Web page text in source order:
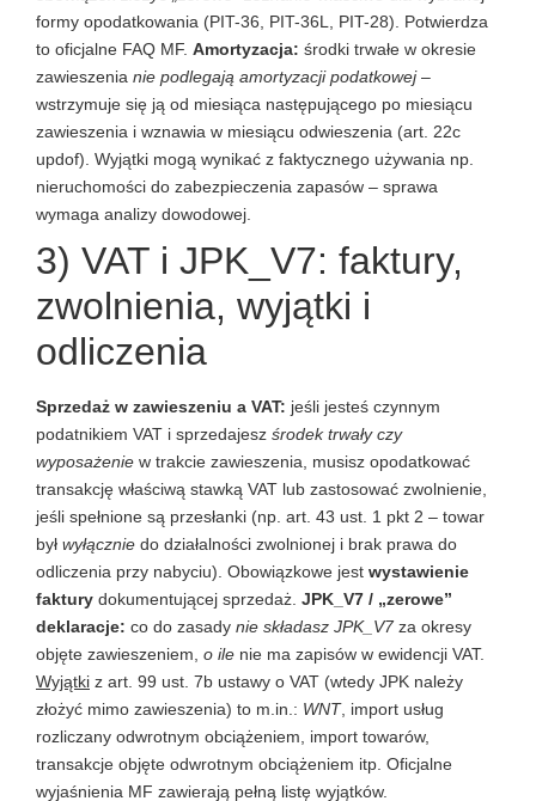
formy opodatkowania (PIT-36, PIT-36L, PIT-28). Potwierdza
to oficjalne FAQ MF. Amortyzacja: środki trwałe w okresie
zawieszenia nie podlegają amortyzacji podatkowej–
wstrzymuje się ją od miesiąca następującego po miesiącu
zawieszenia i wznawia w miesiącu odwieszenia (art. 22c
updof). Wyjątki mogą wynikać z faktycznego używania np.
nieruchomości do zabezpieczenia zapasów – sprawa
wymaga analizy dowodowej.
3) VAT i JPK_V7: faktury,
zwolnienia, wyjątki i
odliczenia
Sprzedaż w zawieszeniu a VAT: jeśli jesteś czynnym
podatnikiem VAT i sprzedajesz środek trwały czy
wyposażenie w trakcie zawieszenia, musisz opodatkować
transakcję właściwą stawką VAT lub zastosować zwolnienie,
jeśli spełnione są przesłanki (np. art. 43 ust. 1 pkt 2 – towar
był wyłącznie do działalności zwolnionej i brak prawa do
odliczenia przy nabyciu). Obowiązkowe jest wystawienie
faktury dokumentującej sprzedaż. JPK_V7 / „zerowe”
deklaracje: co do zasady nie składasz JPK_V7za okresy
objęte zawieszeniem, o ile nie ma zapisów w ewidencji VAT.
Wyjątki z art. 99 ust. 7b ustawy o VAT (wtedy JPK należy
złożyć mimo zawieszenia) to m.in.: WNT, import usług
rozliczany odwrotnym obciążeniem, import towarów,
transakcje objęte odwrotnym obciążeniem itp. Oficjalne
wyjaśnienia MF zawierają pełną listę wyjątków.